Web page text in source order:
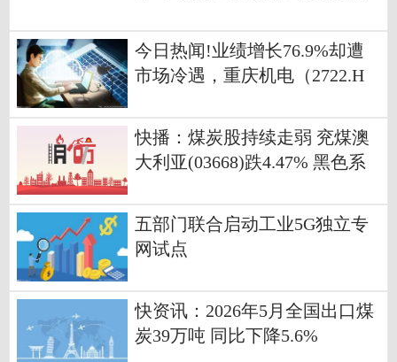
今日热闻!业绩增长76.9%却遭
市场冷遇，重庆机电（2722.H
快播：煤炭股持续走弱 兖煤澳
大利亚(03668)跌4.47% 黑色系
五部门联合启动工业5G独立专
网试点
快资讯：2026年5月全国出口煤
炭39万吨 同比下降5.6%